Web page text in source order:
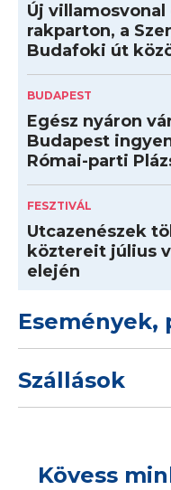
Új
rakparton, a
Budafoki út
BUDAPEST
Egész nyáron
Budapest
Római-parti
FESZTIVÁL
Utcazenészek
köztereit július
elején
Események,
Szállások
Kövess